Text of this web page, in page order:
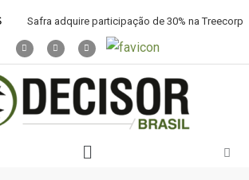
Safra adquire participação de 30% na Treecorp